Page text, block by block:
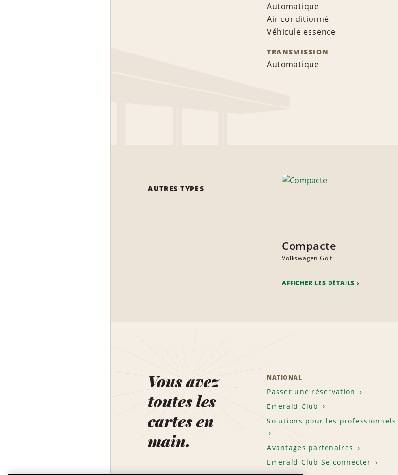
Automatique
Air conditionné
Véhicule essence
TRANSMISSION
Automatique
AUTRES TYPES
Compacte
Volkswagen Golf
AFFICHER LES DÉTAILS
Vous avez
toutes les
cartes en
main.
NATIONAL
Passer une réservation
Emerald Club
Solutions pour les professionnels
Avantages partenaires
Emerald Club Se connecter